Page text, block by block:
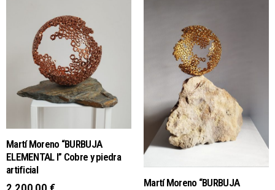
Martí Moreno “BURBUJA
ELEMENTAL I” Cobre y piedra
artificial
Martí Moreno “BURBUJA